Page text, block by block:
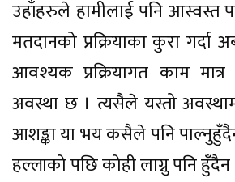
उहाँहरुले हामीलाई पनि आस्वस्त
मतदानको प्रक्रियाका कुरा गर्दा
आवश्यक प्रक्रियागत काम
अवस्था छ । त्यसैले यस्तो
आशङ्का या भय कसैले पनि पाल्नुहुँदैन
हल्लाको पछि कोही लाग्नु पनि हुँदैन